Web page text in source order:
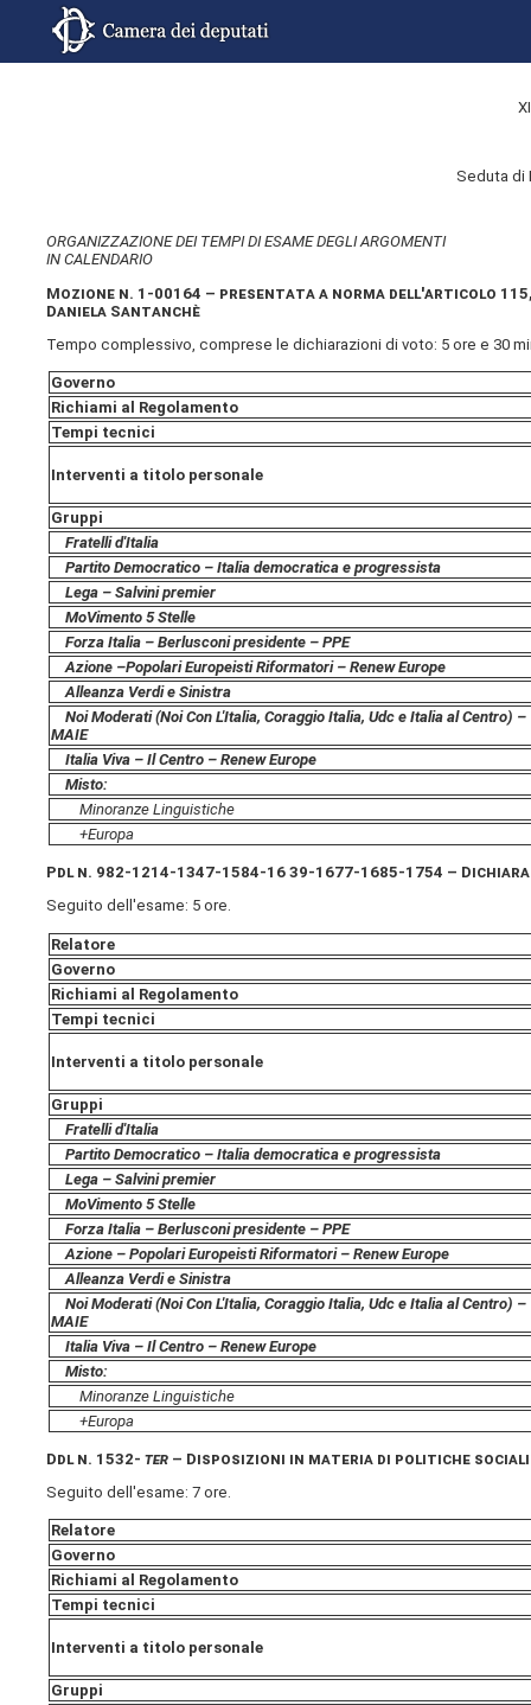
Seduta di
ORGANIZZAZIONE DEI TEMPI DI ESAME DEGLI ARGOMENTI
IN CALENDARIO
Mozione n. 1-00164 – presentata a norma dell'articolo
Daniela Santanchè
Tempo complessivo, comprese le dichiarazioni di voto: 5 ore e 30
Governo
Richiami al Regolamento
Tempi tecnici
Interventi a titolo personale
Gruppi
Fratelli d'Italia
Partito Democratico – Italia democratica e progressista
Lega – Salvini premier
MoVimento 5 Stelle
Forza Italia – Berlusconi presidente – PPE
Azione –Popolari Europeisti Riformatori – Renew Europe
Alleanza Verdi e Sinistra
Noi Moderati (Noi Con L'Italia, Coraggio Italia, Udc e Italia al Centro) –
MAIE
Italia Viva – Il Centro – Renew Europe
Misto:
Minoranze Linguistiche
+Europa
Pdl n. 982-1214-1347-1584-16 39-1677-1685-1754 –
Seguito dell'esame: 5 ore.
Relatore
Governo
Richiami al Regolamento
Tempi tecnici
Interventi a titolo personale
Gruppi
Fratelli d'Italia
Partito Democratico – Italia democratica e progressista
Lega – Salvini premier
MoVimento 5 Stelle
Forza Italia – Berlusconi presidente – PPE
Azione – Popolari Europeisti Riformatori – Renew Europe
Alleanza Verdi e Sinistra
Noi Moderati (Noi Con L'Italia, Coraggio Italia, Udc e Italia al Centro) –
MAIE
Italia Viva – Il Centro – Renew Europe
Misto:
Minoranze Linguistiche
+Europa
Ddl n. 1532- ter – Disposizioni in materia di politiche
Seguito dell'esame: 7 ore.
Relatore
Governo
Richiami al Regolamento
Tempi tecnici
Interventi a titolo personale
Gruppi